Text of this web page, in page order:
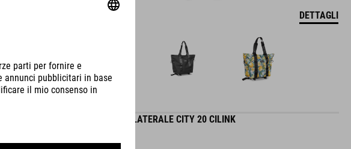
DETTAGLI
BORSA LATERALE CITY 20 CILINK